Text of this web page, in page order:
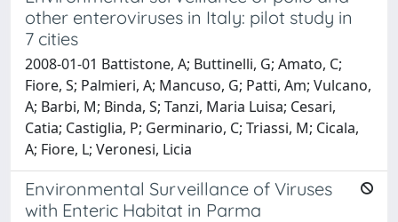
other enteroviruses in Italy: pilot study in
7 cities
2008-01-01 Battistone, A; Buttinelli, G; Amato, C;
Fiore, S; Palmieri, A; Mancuso, G; Patti, Am; Vulcano,
A; Barbi, M; Binda, S; Tanzi, Maria Luisa; Cesari,
Catia; Castiglia, P; Germinario, C; Triassi, M; Cicala,
A; Fiore, L; Veronesi, Licia
Environmental Surveillance of Viruses
with Enteric Habitat in Parma